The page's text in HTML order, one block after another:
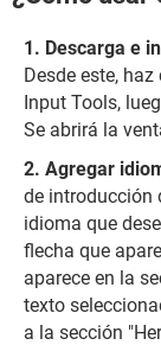
Descarga e
Desde este,
Input Tools,
Se abrirá la
Agregar
de introducción
idioma que
flecha que
aparece en la
texto
a la sección